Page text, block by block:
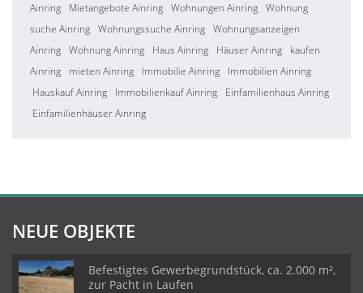
Ainring
Mietangebote Ainring Wohnungen Ainring Wohnung
suche Ainring Wohnungssuche Ainring Wohnungsanzeigen
Ainring Wohnung Ainring Haus Ainring Häuser Ainring
kaufen
Ainring
mieten Ainring Immobilie Ainring
Immobilien Ainring
Hauskauf Ainring
Immobilienkauf Ainring
Einfamilienhaus Ainring
Einfamilienhäuser Ainring
NEUE OBJEKTE
Befestigtes Gewerbegrundstück, ca. 2.000 m²,
zur Pacht in Laufen